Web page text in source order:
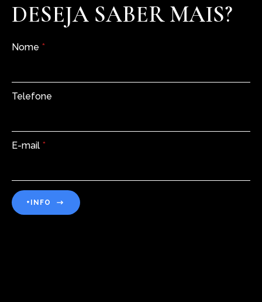
DESEJA SABER MAIS?
Nome *
Telefone
E-mail *
+INFO